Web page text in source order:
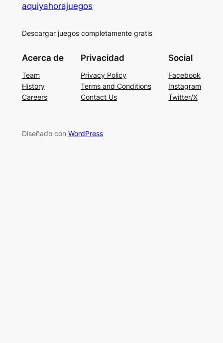
aquiyahorajuegos
Descargar juegos completamente gratis
Acerca de
Team
History
Careers
Privacidad
Privacy Policy
Terms and Conditions
Contact Us
Social
Facebook
Instagram
Twitter/X
Diseñado con WordPress